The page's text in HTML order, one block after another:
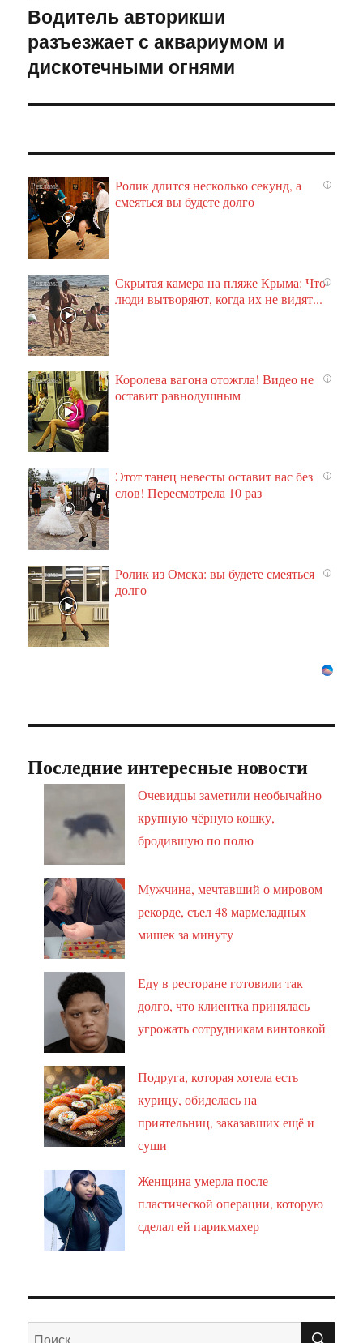
Следующая
запись:
Водитель авторикши
разъезжает с аквариумом и
дискотечными огнями
i
Ролик длится несколько секунд, а
смеяться вы будете долго
i
Скрытая камера на пляже Крыма: Что
люди вытворяют, когда их не видят...
i
Королева вагона отожгла! Видео не
оставит равнодушным
i
Этот танец невесты оставит вас без
слов! Пересмотрела 10 раз
i
Ролик из Омска: вы будете смеяться
долго
Последние интересные новости
Очевидцы заметили необычайно
крупную чёрную кошку,
бродившую по полю
Мужчина, мечтавший о мировом
рекорде, съел 48 мармеладных
мишек за минуту
Еду в ресторане готовили так
долго, что клиентка принялась
угрожать сотрудникам винтовкой
Подруга, которая хотела есть
курицу, обиделась на
приятельниц, заказавших ещё и
суши
Женщина умерла после
пластической операции, которую
сделал ей парикмахер
Искать: